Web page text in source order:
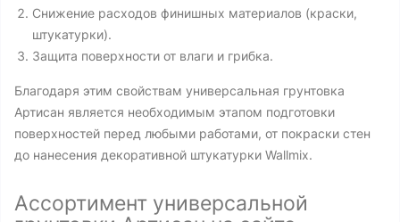
Снижение расходов финишных материалов (краски,
штукатурки).
Защита поверхности от влаги и грибка.
Благодаря этим свойствам универсальная грунтовка
Артисан является необходимым этапом подготовки
поверхностей перед любыми работами, от покраски стен
до нанесения декоративной штукатурки Wallmix.
Ассортимент универсальной